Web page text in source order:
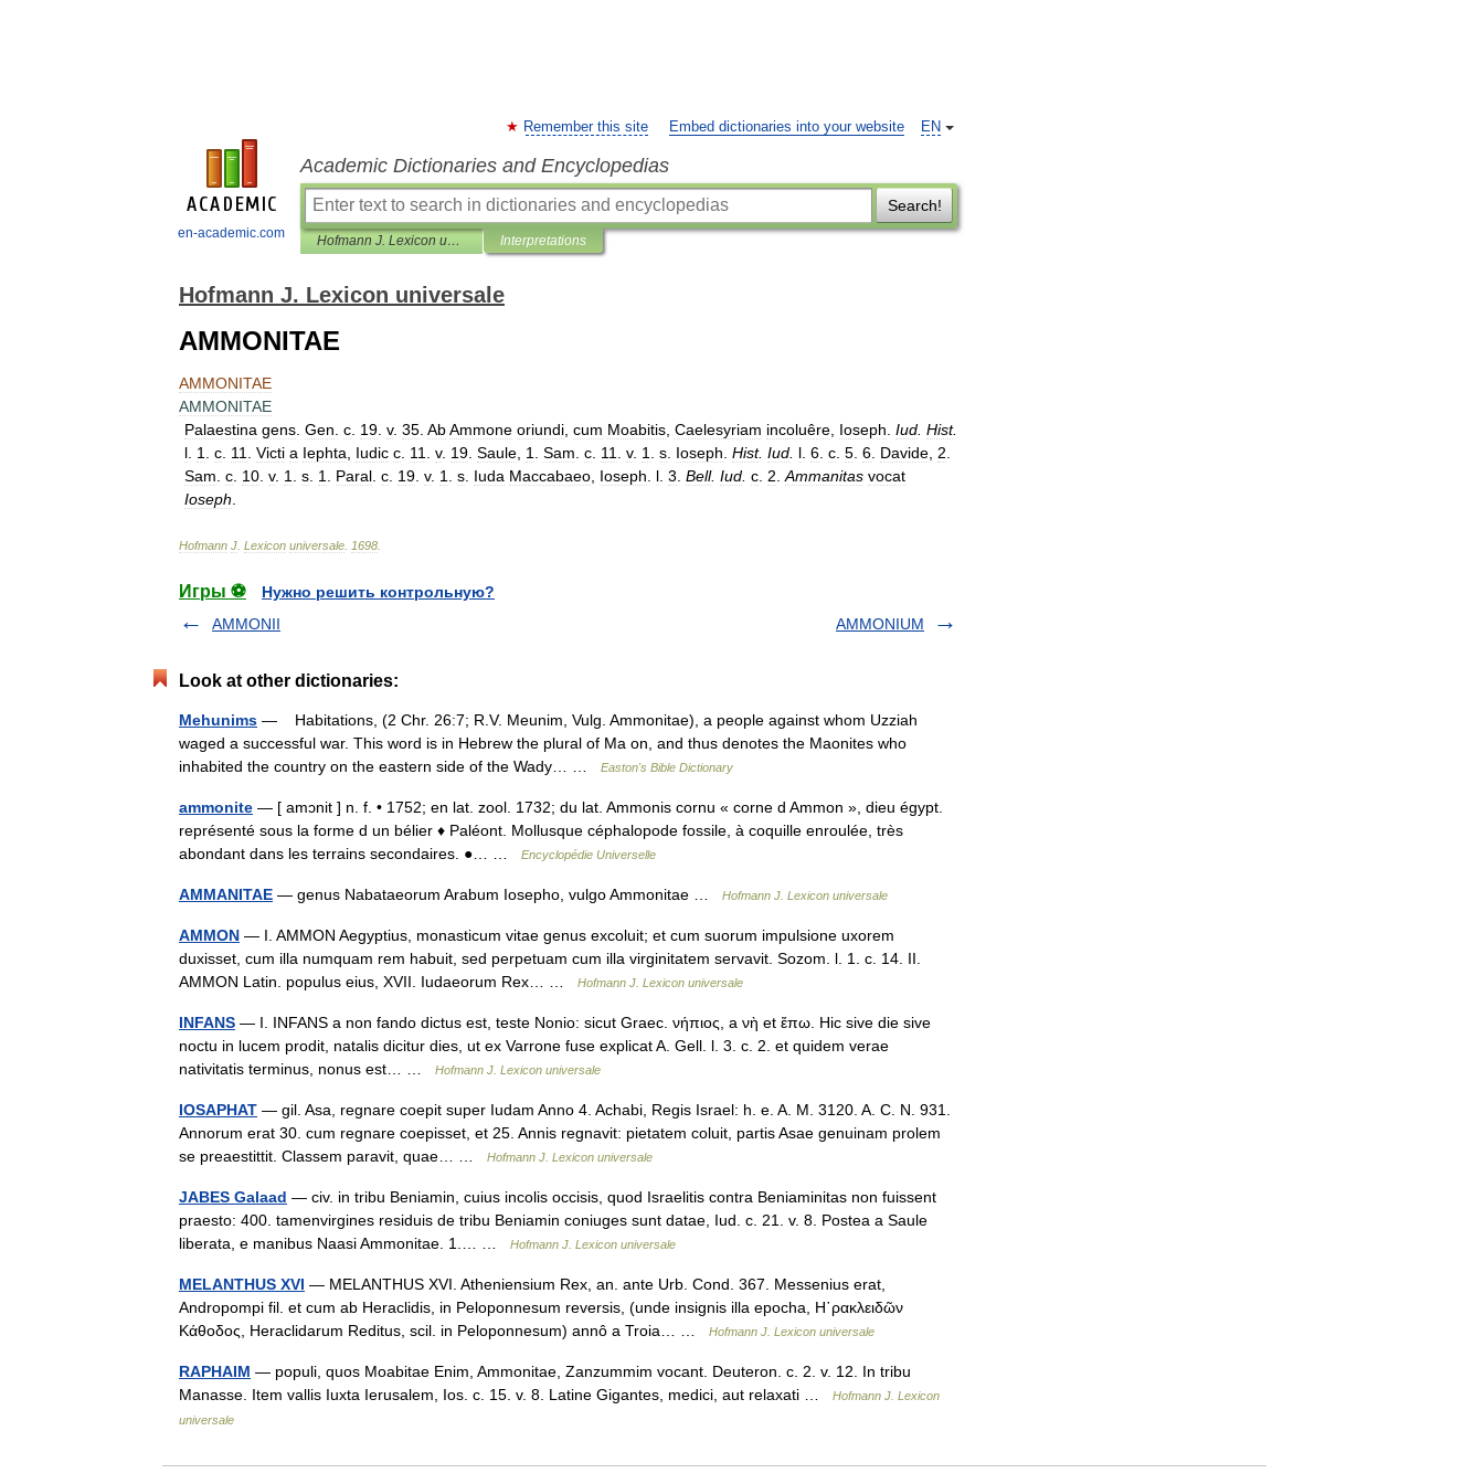
en-academic.com
EN
Remember this site Embed dictionaries into your website
Academic Dictionaries and Encyclopedias
Search!
Hofmann J. Lexicon universale Interpretations
Hofmann J. Lexicon universale
AMMONITAE
AMMONITAE
AMMONITAE
Palaestina gens Gen c 19 v. 35 AbAmmone oriundi cum Moabitis Caelesyriam incoluêre Ioseph Iud Hist.
l 1 c 11 Victi a Iephta Iudic c 11 v. 19 Saule 1 Sam c 11 v. 1 s Ioseph Hist. Iud l 6 c 5 6 Davide 2
Sam c 10 v. 1 s 1 Paral c 19 v. 1 s Iuda Maccabaeo Ioseph l 3 Bell. Iud c 2 Ammanitas vocat
Ioseph
Hofmann J Lexicon universale 1698
Игры ⚽
Нужно решить контрольную?
AMMONII
AMMONIUM
Look at other dictionaries:
Mehunims — Habitations, (2 Chr. 26:7; R.V. Meunim, Vulg. Ammonitae), a people against whom Uzziah
waged a successful war. This word is in Hebrew the plural of Ma on, and thus denotes the Maonites who
inhabited the country on the eastern side of the Wady… …
Easton's Bible Dictionary
ammonite — [ amɔnit ] n. f. • 1752; en lat. zool. 1732; du lat. Ammonis cornu « corne d Ammon », dieu égypt.
représenté sous la forme d un bélier ♦ Paléont. Mollusque céphalopode fossile, à coquille enroulée, très
abondant dans les terrains secondaires. ●… …
Encyclopédie Universelle
AMMANITAE — genus Nabataeorum Arabum Iosepho, vulgo Ammonitae … Hofmann J. Lexicon universale
AMMON — I. AMMON Aegyptius, monasticum vitae genus excoluit; et cum suorum impulsione uxorem
duxisset, cum illa numquam rem habuit, sed perpetuam cum illa virginitatem servavit. Sozom. l. 1. c. 14. II.
AMMON Latin. populus eius, XVII. Iudaeorum Rex… …
Hofmann J. Lexicon universale
INFANS — I. INFANS a non fando dictus est, teste Nonio: sicut Graec. νήπιος, a νὴ et ἔπω. Hic sive die sive
noctu in lucem prodit, natalis dicitur dies, ut ex Varrone fuse explicat A. Gell. l. 3. c. 2. et quidem verae
nativitatis terminus, nonus est… …
Hofmann J. Lexicon universale
IOSAPHAT — gil. Asa, regnare coepit super Iudam Anno 4. Achabi, Regis Israel: h. e. A. M. 3120. A. C. N. 931.
Annorum erat 30. cum regnare coepisset, et 25. Annis regnavit: pietatem coluit, partis Asae genuinam prolem
se preaestittit. Classem paravit, quae… …
Hofmann J. Lexicon universale
JABES Galaad — civ. in tribu Beniamin, cuius incolis occisis, quod Israelitis contra Beniaminitas non fuissent
praesto: 400. tamenvirgines residuis de tribu Beniamin coniuges sunt datae, Iud. c. 21. v. 8. Postea a Saule
liberata, e manibus Naasi Ammonitae. 1.… …
Hofmann J. Lexicon universale
MELANTHUS XVI — MELANTHUS XVI. Atheniensium Rex, an. ante Urb. Cond. 367. Messenius erat,
Andropompi fil. et cum ab Heraclidis, in Peloponnesum reversis, (unde insignis illa epocha, Η῾ρακλειδῶν
Κάθοδος, Heraclidarum Reditus, scil. in Peloponnesum) annô a Troia… …
Hofmann J. Lexicon universale
RAPHAIM — populi, quos Moabitae Enim, Ammonitae, Zanzummim vocant. Deuteron. c. 2. v. 12. In tribu
Manasse. Item vallis Iuxta Ierusalem, Ios. c. 15. v. 8. Latine Gigantes, medici, aut relaxati …
Hofmann J. Lexicon
universale